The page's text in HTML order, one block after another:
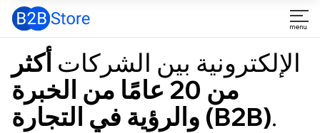
الإلكترونية بين الشركات أكثر
من 20 عامًا من الخبرة
والرؤية في التجارة (B2B).